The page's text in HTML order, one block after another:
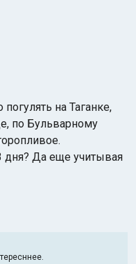
на Таганке,
по Бульварному
дня? Да еще учитывая